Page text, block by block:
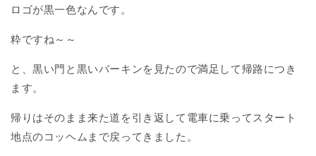
ロゴが黒一色なんです。
粋ですね～～
と、黒い門と黒いバーキンを見たので満足して帰路につき
ます。
帰りはそのまま来た道を引き返して電車に乗ってスタート
地点のコッヘムまで戻ってきました。